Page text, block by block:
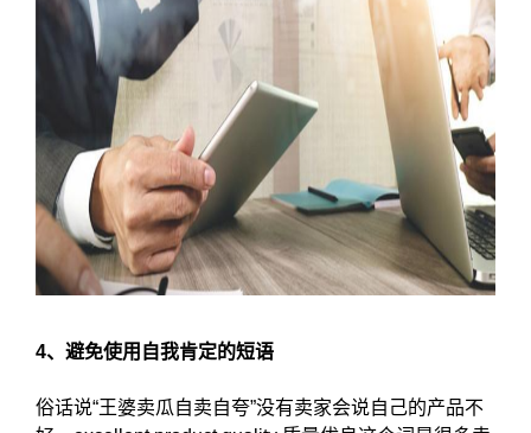
4、避免使用自我肯定的短语
俗话说“王婆卖瓜自卖自夸”没有卖家会说自己的产品不